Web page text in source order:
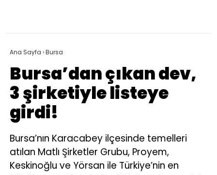
Ana Sayfa ›Bursa
Bursa’dan çıkan dev,
3 şirketiyle listeye
girdi!
Bursa’nın Karacabey ilçesinde temelleri
atılan Matlı Şirketler Grubu, Proyem,
Keskinoğlu ve Yörsan ile Türkiye’nin en